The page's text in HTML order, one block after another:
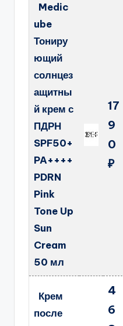
Medic
ube
Тониру
ющий
солнцез
ащитны
й крем с
ПДРН
SPF50+
PA++++
PDRN
Pink
Tone Up
Sun
Cream
50 мл
17
9
0
₽
Крем
после
4
6